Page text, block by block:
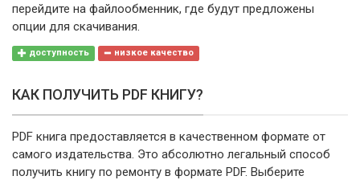
перейдите на файлообменник, где будут предложены
опции для скачивания.
доступность низкое качество
КАК ПОЛУЧИТЬ PDF КНИГУ?
PDF книга предоставляется в качественном формате от
самого издательства. Это абсолютно легальный способ
получить книгу по ремонту в формате PDF. Выберите